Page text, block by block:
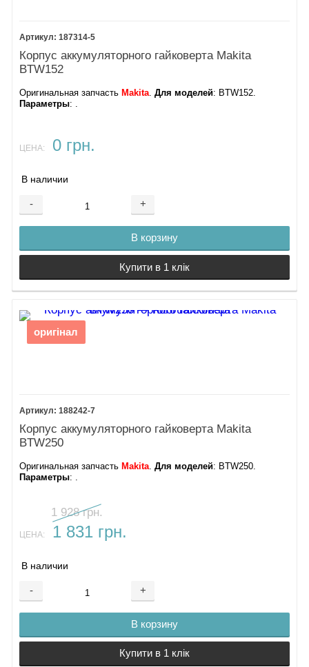
187314-5
Корпус аккумуляторного гайковерта Makita
BTW152
Оригинальная запчасть Makita.Для моделей: BTW152.
Параметры: .
ЦЕНА: 0 грн.
В наличии
- +
В корзину
Купити в 1 клік
оригінал
188242-7
Корпус аккумуляторного гайковерта Makita
BTW250
Оригинальная запчасть Makita.Для моделей: BTW250.
Параметры: .
1 928 грн.
ЦЕНА: 1 831 грн.
В наличии
- +
В корзину
Купити в 1 клік